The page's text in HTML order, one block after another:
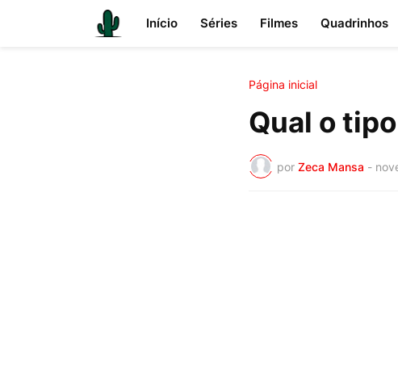
Início Séries Filmes Quadrinhos
Página inicial
Qual o
por Zeca Mansa -